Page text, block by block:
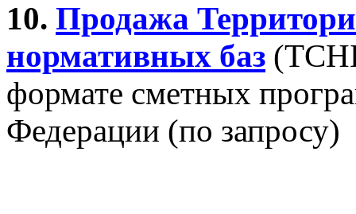
10. Продажа
нормативных баз
формате сметных
Федерации (по запросу)